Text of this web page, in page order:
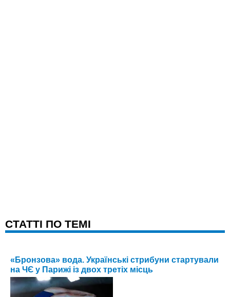
CТАТТІ ПО ТЕМІ
«Бронзова» вода. Українські стрибуни стартували
на ЧЄ у Парижі із двох третіх місць